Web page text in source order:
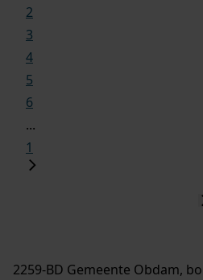
2
3
4
5
6
...
1
2259-BD Gemeente Obdam,